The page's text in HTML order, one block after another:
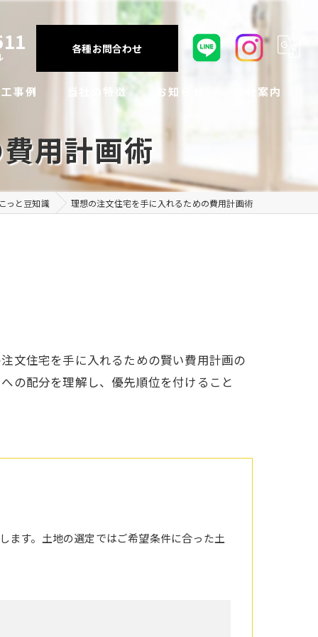
各種お問合わせ
事例
住宅
ォーム・リノベーション
例
当社の特徴
断熱性能
耐震性能
アフターメンテナンス
お知らせ
ちょこっと豆知識
会社案内
よくある質問
用計画術
っと豆知識 理想の注文住宅を手に入れるための費用計画術
文住宅を手に入れるための賢い費用計画の
の配分を理解し、優先順位を付けること
ます。土地の選定ではご希望条件に合った土